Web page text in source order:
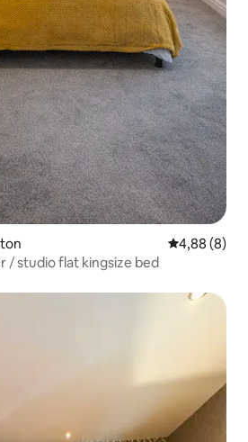
Gemiddelde
4,88 (8)
/ studio flat kingsize bed